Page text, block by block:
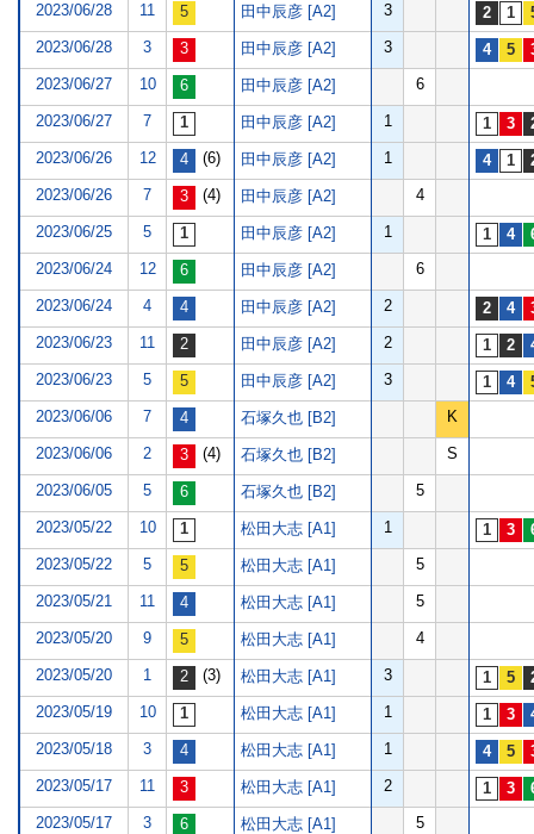
2023/06/28 11 田中辰彦 [A2] 3
2023/06/28 3 田中辰彦 [A2] 3
2023/06/27 10 田中辰彦 [A2] 6
2023/06/27 7 田中辰彦 [A2] 1
2023/06/26 12 (6) 田中辰彦 [A2] 1
2023/06/26 7 (4) 田中辰彦 [A2] 4
2023/06/25 5 田中辰彦 [A2] 1
2023/06/24 12 田中辰彦 [A2] 6
2023/06/24 4 田中辰彦 [A2] 2
2023/06/23 11 田中辰彦 [A2] 2
2023/06/23 5 田中辰彦 [A2] 3
2023/06/06 7 石塚久也 [B2] K
2023/06/06 2 (4) 石塚久也 [B2] S
2023/06/05 5 石塚久也 [B2] 5
2023/05/22 10 松田大志 [A1] 1
2023/05/22 5 松田大志 [A1] 5
2023/05/21 11 松田大志 [A1] 5
2023/05/20 9 松田大志 [A1] 4
2023/05/20 1 (3) 松田大志 [A1] 3
2023/05/19 10 松田大志 [A1] 1
2023/05/18 3 松田大志 [A1] 1
2023/05/17 11 松田大志 [A1] 2
2023/05/17 3 松田大志 [A1] 5